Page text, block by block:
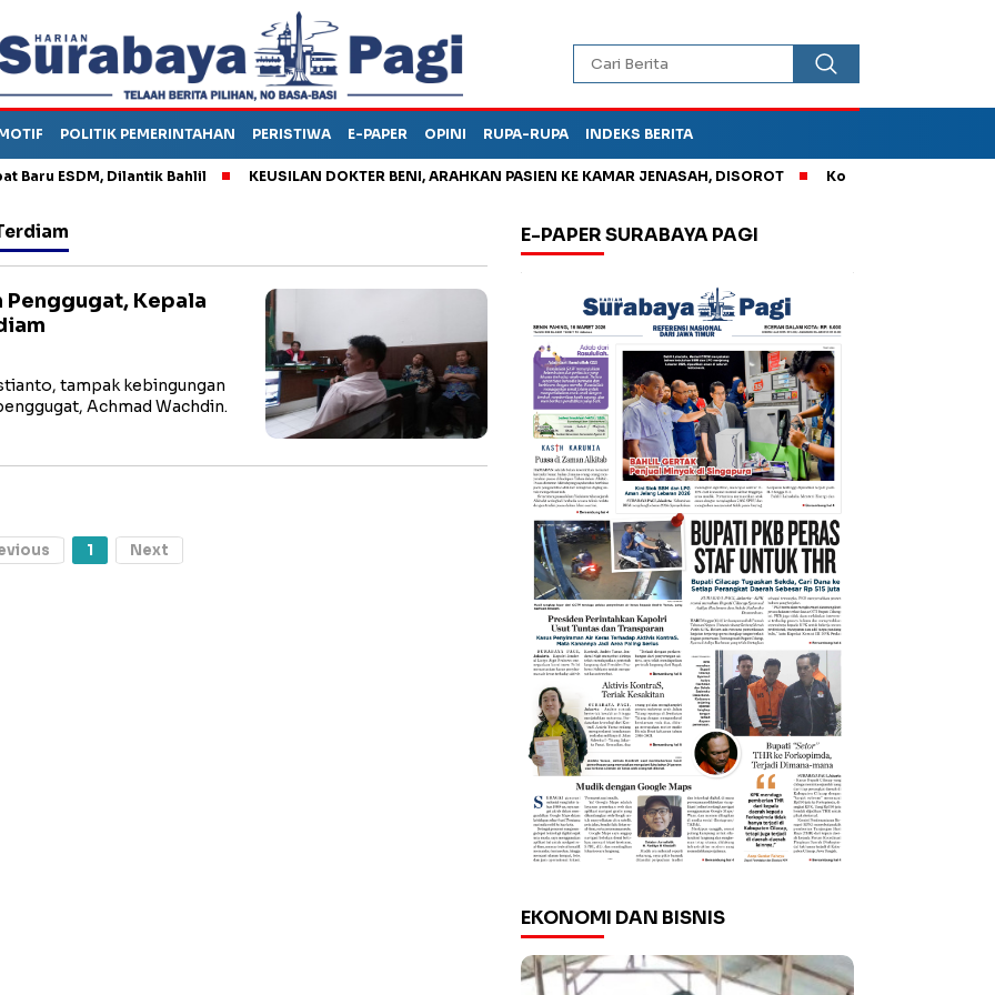
POLITIK PEMERINTAHAN PERISTIWA E-PAPER OPINI RUPA-RUPA INDEKS BERITA
ESDM, Dilantik Bahlil KEUSILAN DOKTER BENI, ARAHKAN PASIEN KE KAMAR JENASAH, DISOROT Korupsi Tunjangan
Penggugat, Kepala
tampak kebingungan
Achmad Wachdin.
1 Next
E-PAPER SURABAYA PAGI
EKONOMI DAN BISNIS